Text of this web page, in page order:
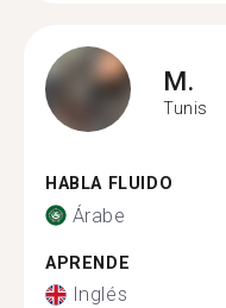
M.
Tunis
HABLA FLUIDO
Árabe
APRENDE
Inglés